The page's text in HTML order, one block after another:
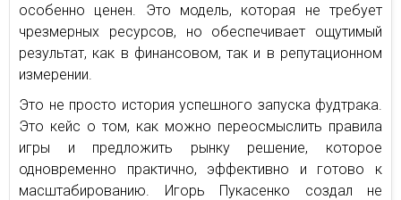
особенно ценен. Это модель, которая не требует
чрезмерных ресурсов, но обеспечивает ощутимый
результат, как в финансовом, так и в репутационном
измерении.
Это не просто история успешного запуска фудтрака.
Это кейс о том, как можно переосмыслить правила
игры и предложить рынку решение, которое
одновременно практично, эффективно и готово к
масштабированию. Игорь Пукасенко создал не